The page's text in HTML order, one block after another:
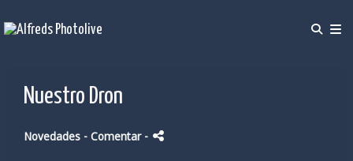
Nuestro Dron
Novedades - Comentar -